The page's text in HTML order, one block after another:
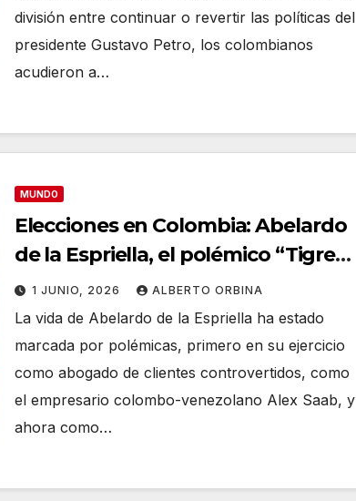
división entre continuar o revertir las políticas del
presidente Gustavo Petro, los colombianos
acudieron a…
MUNDO
Elecciones en Colombia: Abelardo
de la Espriella, el polémico “Tigre”
que seduce a la ultraderecha y
admira a Bukele
1 JUNIO, 2026 ALBERTO ORBINA
La vida de Abelardo de la Espriella ha estado
marcada por polémicas, primero en su ejercicio
como abogado de clientes controvertidos, como
el empresario colombo-venezolano Alex Saab, y
ahora como…